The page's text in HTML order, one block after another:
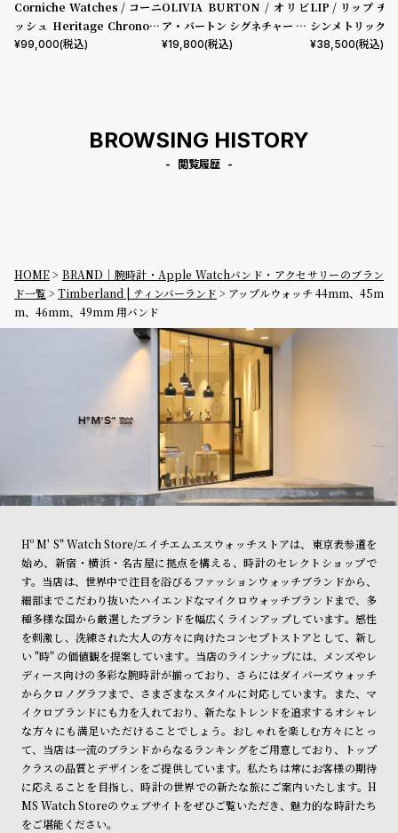
Corniche Watches / コーニ
ッシュ Heritage Chronogr
aph Visage ステンレス
¥99,000(税込)
OLIVIA BURTON / オリビ
ア・バートン シグネチャー 30
mm イラストレイテッド フロ
¥19,800(税込)
LIP / リップ チ
シンメトリック
ック型押しレザー
¥38,500(税込)
BROWSING HISTORY
閲覧履歴
HOME
BRAND｜腕時計・Apple Watchバンド・アクセサリーのブラン
ド一覧
Timberland | ティンバーランド
アップルウォッチ 44mm、45m
m、46mm、49mm 用バンド
Hº M' S" Watch Store/エイチエムエスウォッチストアは、東京表参道を
始め、新宿・横浜・名古屋に拠点を構える、時計のセレクトショップで
す。当店は、世界中で注目を浴びるファッションウォッチブランドから、
細部までこだわり抜いたハイエンドなマイクロウォッチブランドまで、多
種多様な国から厳選したブランドを幅広くラインアップしています。感性
を刺激し、洗練された大人の方々に向けたコンセプトストアとして、新し
い "時" の価値観を提案しています。当店のラインナップには、メンズやレ
ディース向けの多彩な腕時計が揃っており、さらにはダイバーズウォッチ
からクロノグラフまで、さまざまなスタイルに対応しています。また、マ
イクロブランドにも力を入れており、新たなトレンドを追求するオシャレ
な方々にも満足いただけることでしょう。おしゃれを楽しむ方々にとっ
て、当店は一流のブランドからなるランキングをご用意しており、トップ
クラスの品質とデザインをご提供しています。私たちは常にお客様の期待
に応えることを目指し、時計の世界での新たな旅にご案内いたします。H
MS Watch Storeのウェブサイトをぜひご覧いただき、魅力的な時計たち
をご堪能ください。